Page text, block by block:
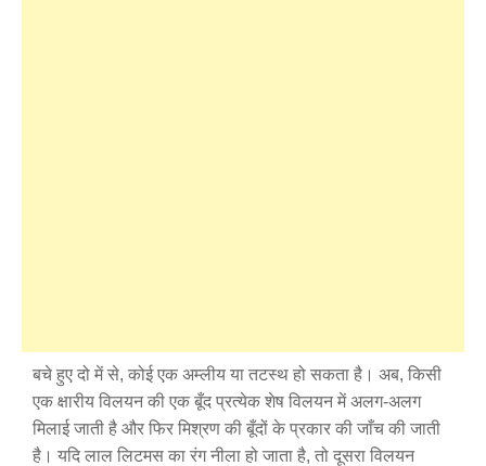
बचे हुए दो में से, कोई एक अम्लीय या तटस्थ हो सकता है। अब, किसी
एक क्षारीय विलयन की एक बूँद प्रत्येक शेष विलयन में अलग-अलग
मिलाई जाती है और फिर मिश्रण की बूँदों के प्रकार की जाँच की जाती
है। यदि लाल लिटमस का रंग नीला हो जाता है, तो दूसरा विलयन